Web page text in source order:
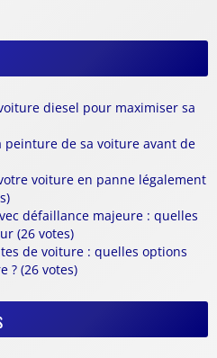
diesel pour maximiser sa
peinture de sa voiture avant de
voiture en panne légalement
défaillance majeure : quelles
(26 votes)
de voiture : quelles options
? (26 votes)